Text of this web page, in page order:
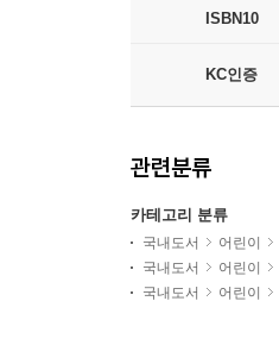
ISBN10
KC인증
관련분류
카테고리 분류
국내도서 어린이
국내도서
어린이
국내도서
어린이